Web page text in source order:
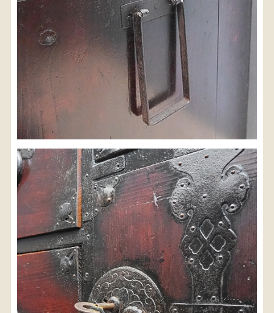
検索
人気の検索キーワード
2980 水屋箪笥 小長火鉢 李朝 松本民芸
踏台
松本民芸家具 1601 2869 2935